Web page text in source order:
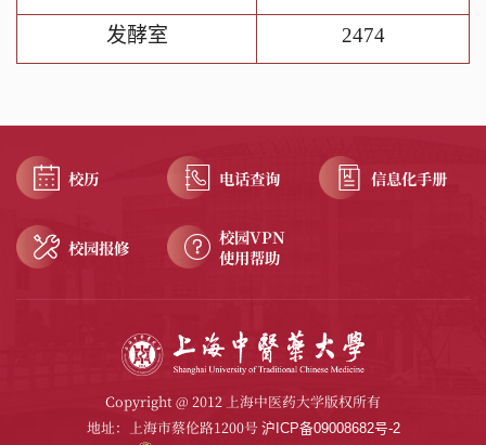
发酵室 2474
校历 电话查询 信息化手册
校园报修
校园VPN
使用帮助
Copyright @ 2012 上海中医药大学版权所有
地址：上海市蔡伦路1200号 沪ICP备09008682号-2